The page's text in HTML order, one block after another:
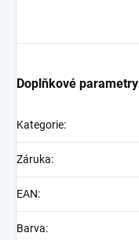
Doplňkové parametry
Kategorie:
Záruka:
EAN:
Barva: